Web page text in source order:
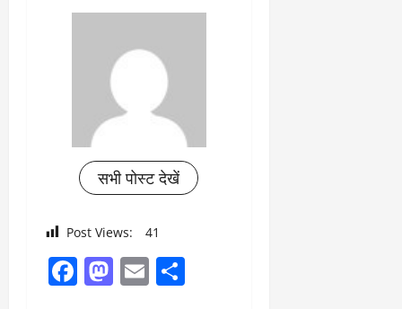
सभी पोस्ट देखें
Post Views: 41
Facebook
Mastodon
Email